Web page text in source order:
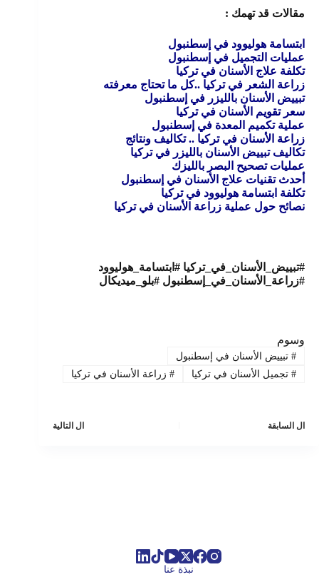
مقالات قد تهمك :
ابتسامة هوليوود في إسطنبول
عمليات التجميل في إسطنبول
تكلفة علاج الأسنان في تركيا
زراعة الشعر في تركيا ..كل ما تحتاج معرفته
تبييض الأسنان بالليزر في إسطنبول
سعر تقويم الأسنان في تركيا
عملية تكميم المعدة في إسطنبول
زراعة الأسنان في تركيا .. تكاليف ونتائج
تكاليف تبييض الأسنان بالليزر في تركيا
عمليات تصحيح البصر بالليزك
أحدث تقنيات علاج الأسنان في إسطنبول
تكلفة ابتسامة هوليوود في تركيا
نصائح حول عملية زراعة الأسنان في تركيا
#تبييض_الأسنان_في_تركيا #ابتسامة_هوليوود
#زراعة_الأسنان_في_إسطنبول #بلو_ميديكال
وسوم
#تبييض الأسنان في إسطنبول
#تجميل الأسنان في تركيا #زراعة الأسنان في تركيا
ال السابقة ال التالية
نبذة عنا